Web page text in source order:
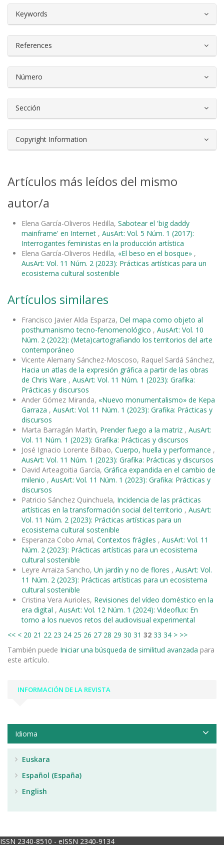
Keywords
References
Número
Sección
Copyright Information
Artículos más leídos del mismo
autor/a
Elena García-Oliveros Hedilla, Sabotear el 'big daddy
mainframe' en Internet , AusArt: Vol. 5 Núm. 1 (2017):
Interrogantes feministas en la producción artística
Elena García-Oliveros Hedilla, «El beso en el bosque» ,
AusArt: Vol. 11 Núm. 2 (2023): Prácticas artísticas para un
ecosistema cultural sostenible
Artículos similares
Francisco Javier Alda Esparza, Del mapa como objeto al
posthumanismo tecno-fenomenológico , AusArt: Vol. 10
Núm. 2 (2022): (Meta)cartografiando los territorios del arte
contemporáneo
Vicente Alemany Sánchez-Moscoso, Raquel Sardá Sánchez,
Hacia un atlas de la expresión gráfica a partir de las obras
de Chris Ware , AusArt: Vol. 11 Núm. 1 (2023): Grafika:
Prácticas y discursos
Ander Gómez Miranda, «Nuevo monumentalismo» de Kepa
Garraza , AusArt: Vol. 11 Núm. 1 (2023): Grafika: Prácticas y
discursos
Marta Barragán Martín, Prender fuego a la matriz , AusArt:
Vol. 11 Núm. 1 (2023): Grafika: Prácticas y discursos
José Ignacio Lorente Bilbao, Cuerpo, huella y performance ,
AusArt: Vol. 11 Núm. 1 (2023): Grafika: Prácticas y discursos
David Arteagoitia García, Gráfica expandida en el cambio de
milenio , AusArt: Vol. 11 Núm. 1 (2023): Grafika: Prácticas y
discursos
Patricio Sánchez Quinchuela, Incidencia de las prácticas
artísticas en la transformación social del territorio , AusArt:
Vol. 11 Núm. 2 (2023): Prácticas artísticas para un
ecosistema cultural sostenible
Esperanza Cobo Arnal, Contextos frágiles , AusArt: Vol. 11
Núm. 2 (2023): Prácticas artísticas para un ecosistema
cultural sostenible
Leyre Arraiza Sancho, Un jardín y no de flores , AusArt: Vol.
11 Núm. 2 (2023): Prácticas artísticas para un ecosistema
cultural sostenible
Cristina Vera Aurioles, Revisiones del vídeo doméstico en la
era digital , AusArt: Vol. 12 Núm. 1 (2024): Videoflux: En
torno a los nuevos retos del audiovisual experimental
<< < 20 21 22 23 24 25 26 27 28 29 30 31 32 33 34 > >>
También puede Iniciar una búsqueda de similitud avanzada para
este artículo.
INFORMACIÓN DE LA REVISTA
Idioma
Euskara
Español (España)
English
ISSN 2340-8510 - eISSN 2340-9134